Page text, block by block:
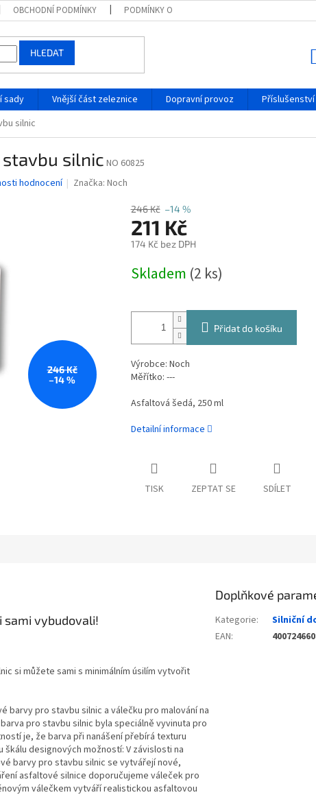
OBCHODNÍ PODMÍNKY PODMÍNKY OCHRANY OSOBNÍCH ÚDAJŮ
HLEDAT
sady Vnější část zeleznice Dopravní provoz Příslušenství
silnic
silnic NO 60825
hodnocení Značka:Noch
246 Kč
–14 %
246 Kč –14 %
211 Kč
174 Kč bez DPH
cena:
Skladem (2 ks)
Přidat do košíku
Výrobce: Noch
Měřítko: ---
Asfaltová šedá, 250 ml
Detailní informace
TISK ZEPTAT SE SDÍLET
sami vybudovali!
si můžete sami s minimálním úsilím vytvořit
barvy pro stavbu silnic a válečku pro malování na
pro stavbu silnic byla speciálně vyvinuta pro
je, že barva při nanášení přebírá texturu
designových možností: V závislosti na
barvy pro stavbu silnic se vytvářejí nové,
asfaltové silnice doporučujeme váleček pro
válečkem vytváří realistickou asfaltovou
Doplňkové
Kategorie:
Silniční
EAN: